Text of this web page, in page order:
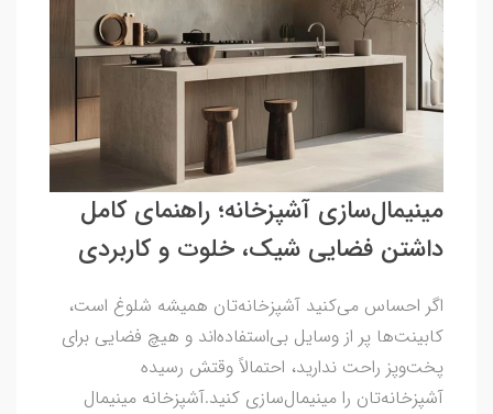
مینیمال‌سازی آشپزخانه؛ راهنمای کامل
داشتن فضایی شیک، خلوت و کاربردی
اگر احساس می‌کنید آشپزخانه‌تان همیشه شلوغ است،
کابینت‌ها پر از وسایل بی‌استفاده‌اند و هیچ فضایی برای
پخت‌وپز راحت ندارید، احتمالاً وقتش رسیده
آشپزخانه‌تان را مینیمال‌سازی کنید.آشپزخانه مینیمال